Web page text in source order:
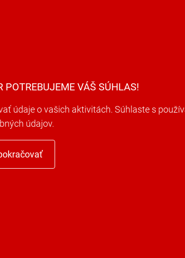
POTREBUJEME VÁŠ SÚHLAS!
údaje o vašich aktivitách. Súhlaste s
údajov.